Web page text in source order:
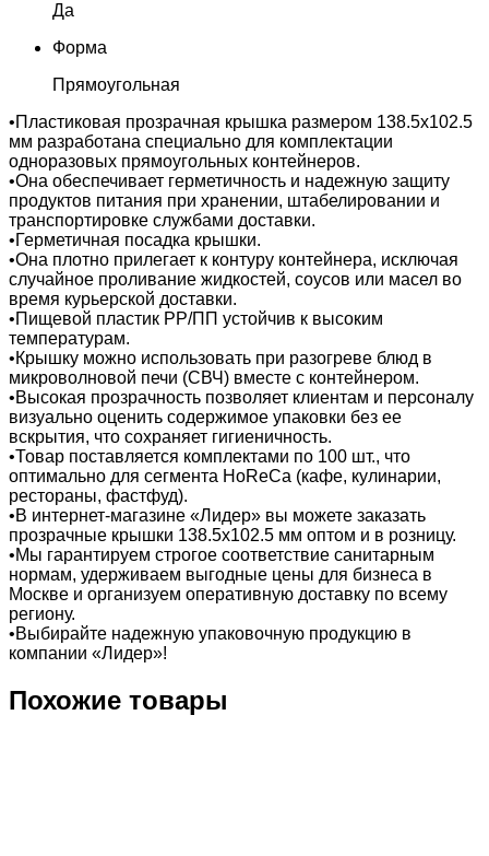
Да
Форма
Прямоугольная
•Пластиковая прозрачная крышка размером 138.5х102.5
мм разработана специально для комплектации
одноразовых прямоугольных контейнеров.
•Она обеспечивает герметичность и надежную защиту
продуктов питания при хранении, штабелировании и
транспортировке службами доставки.
•Герметичная посадка крышки.
•Она плотно прилегает к контуру контейнера, исключая
случайное проливание жидкостей, соусов или масел во
время курьерской доставки.
•Пищевой пластик PP/ПП устойчив к высоким
температурам.
•Крышку можно использовать при разогреве блюд в
микроволновой печи (СВЧ) вместе с контейнером.
•Высокая прозрачность позволяет клиентам и персоналу
визуально оценить содержимое упаковки без ее
вскрытия, что сохраняет гигиеничность.
•Товар поставляется комплектами по 100 шт., что
оптимально для сегмента HoReCa (кафе, кулинарии,
рестораны, фастфуд).
•В интернет-магазине «Лидер» вы можете заказать
прозрачные крышки 138.5х102.5 мм оптом и в розницу.
•Мы гарантируем строгое соответствие санитарным
нормам, удерживаем выгодные цены для бизнеса в
Москве и организуем оперативную доставку по всему
региону.
•Выбирайте надежную упаковочную продукцию в
компании «Лидер»!
Похожие товары